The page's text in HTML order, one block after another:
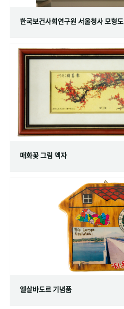
한국보건사회연구원 서울청사 모형도
매화꽃 그림 액자
엘살바도르 기념품